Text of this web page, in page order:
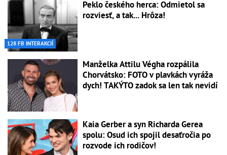
128 FB INTERAKCIÍ
Peklo českého herca: Odmietol sa
rozviesť, a tak... Hrôza!
Manželka Attilu Végha rozpálila
Chorvátsko: FOTO v plavkách vyráža
dych! TAKÝTO zadok sa len tak nevidí
Kaia Gerber a syn Richarda Gerea
spolu: Osud ich spojil desaťročia po
rozvode ich rodičov!